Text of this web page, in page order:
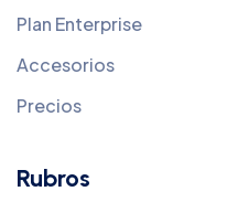
Plan Enterprise
Accesorios
Precios
Rubros